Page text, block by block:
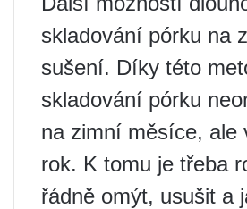
skladování pórku na
sušení. Díky této
skladování pórku
na zimní měsíce, ale
rok. K tomu je třeba
řádně omýt, usušit a